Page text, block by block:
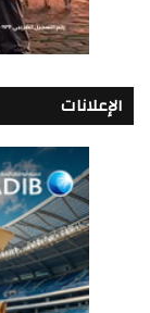
الإعلانات